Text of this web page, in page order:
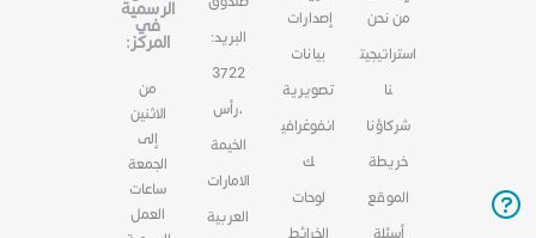
من نحن
استراتيجيت
نا
شركاؤنا
خريطة
الموقع
أسئلة
إصدارات
بيانات
تصويرية
انفوغرافي
ك
لوحات
الخرائط
البريد:
3722
،رأس
الخيمة
الامارات
العربية
الرسمية
في
المركز:
من
الاثنين
إلى
الجمعة
ساعات
العمل